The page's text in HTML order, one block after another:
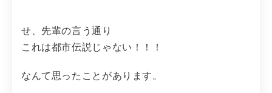
せ、先輩の言う通り
これは都市伝説じゃない！！！
なんて思ったことがあります。